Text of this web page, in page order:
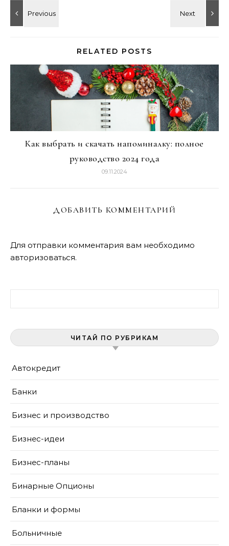
RELATED POSTS
Как выбрать и скачать напоминалку: полное
руководство 2024 года
09.11.2024
ДОБАВИТЬ КОММЕНТАРИЙ
Для отправки комментария вам необходимо
авторизоваться.
ЧИТАЙ ПО РУБРИКАМ
Автокредит
Банки
Бизнес и производство
Бизнес-идеи
Бизнес-планы
Бинарные Опционы
Бланки и формы
Больничные